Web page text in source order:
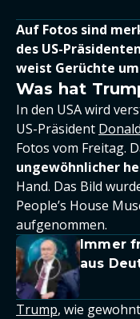
Auf Fotos sind
des US-
weist Gerüchte
Was hat
In den USA wird
US-Präsident
Fotos vom Freitag.
ungewöhnlicher
Hand. Das Bild
People’s House
aufgenommen.
Immer
aus
Trump, wie